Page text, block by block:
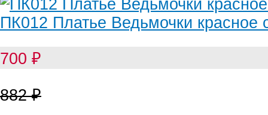
ПК012 Платье Ведьмочки красное
700 ₽
882₽